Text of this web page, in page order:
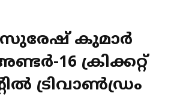
സുരേഷ് കുമാർ
16 ക്രിക്കറ്റ്
ട്രിവാൺഡ്രം